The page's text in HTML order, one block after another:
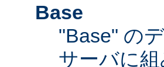
Base
"Base" の
サーバに